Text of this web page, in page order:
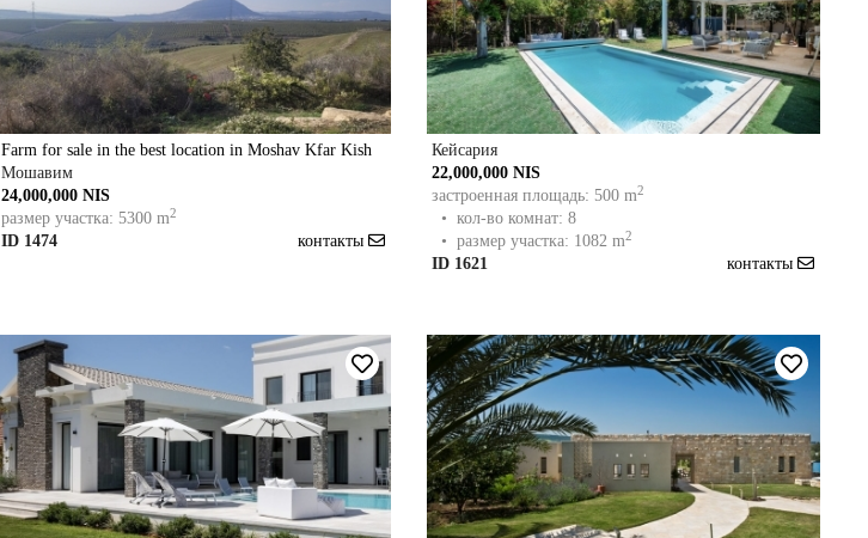
Farm for sale in the best location in Moshav Kfar Kish
Мошавим
24,000,000 NIS
размер участка: 5300 m2
ID 1474 контакты
Кейсария
22,000,000 NIS
застроенная площадь: 500 m2
• кол-во комнат: 8
• размер участка: 1082 m2
ID 1621 контакты